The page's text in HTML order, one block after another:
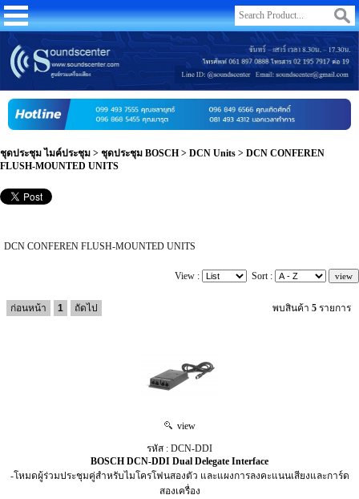
ชุดประชุม ไมค์ประชุม > ชุดประชุม BOSCH > DCN Units > DCN CONFEREN
FLUSH-MOUNTED UNITS
DCN CONFEREN FLUSH-MOUNTED UNITS
View : Sort :
ก่อนหน้า 1 ถัดไป พบสินค้า 5 รายการ
view
รหัส : DCN‑DDI
BOSCH DCN‑DDI Dual Delegate Interface
-โหมดผู้ร่วมประชุมคู่สำหรับไมโครโฟนสองตัว และแผงการลงคะแนนเสียงและการ์ด
สองเครื่อง